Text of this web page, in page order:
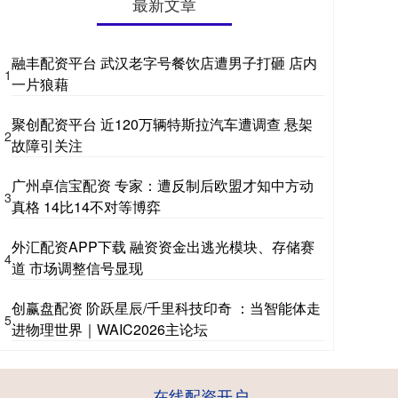
1
融丰配资平台 武汉老字号餐饮店遭男子打砸 店内
一片狼藉
2
聚创配资平台 近120万辆特斯拉汽车遭调查 悬架
故障引关注
3
广州卓信宝配资 专家：遭反制后欧盟才知中方动
真格 14比14不对等博弈
4
外汇配资APP下载 融资资金出逃光模块、存储赛
道 市场调整信号显现
5
创赢盘配资 阶跃星辰/千里科技印奇 ：当智能体走
进物理世界｜WAIC2026主论坛